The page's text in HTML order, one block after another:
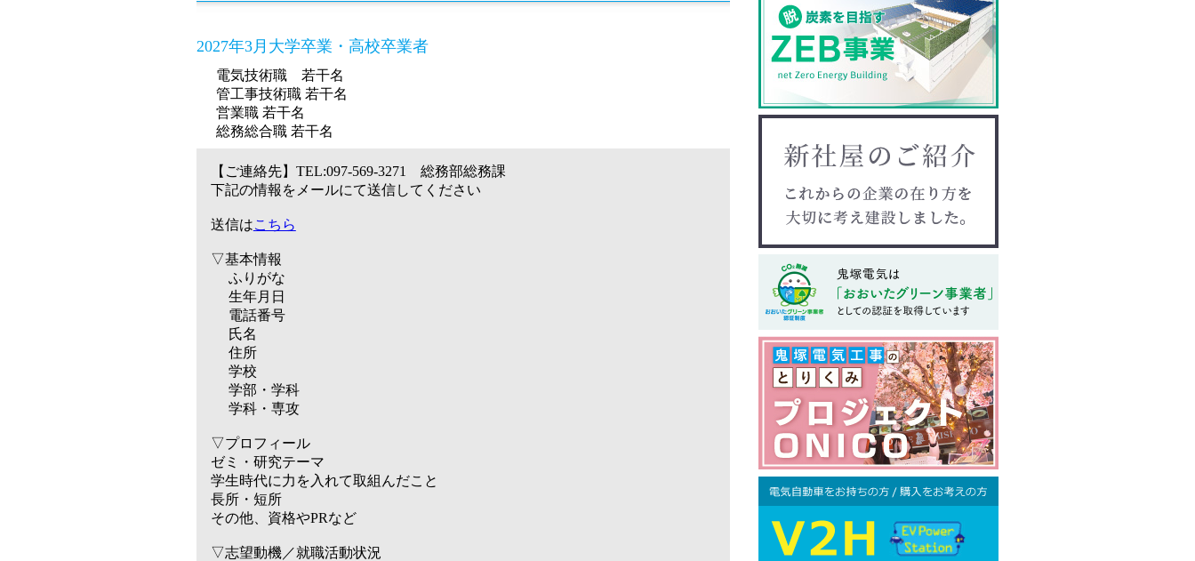
2027年3月大学卒業・高校卒業者
電気技術職 若干名
管工事技術職 若干名
営業職 若干名
総務総合職 若干名
【ご連絡先】TEL:097-569-3271 総務部総務課
下記の情報をメールにて送信してください
送信はこちら
▽基本情報
ふりがな
生年月日
電話番号
氏名
住所
学校
学部・学科
学科・専攻
▽プロフィール
ゼミ・研究テーマ
学生時代に力を入れて取組んだこと
長所・短所
その他、資格やPRなど
▽志望動機／就職活動状況